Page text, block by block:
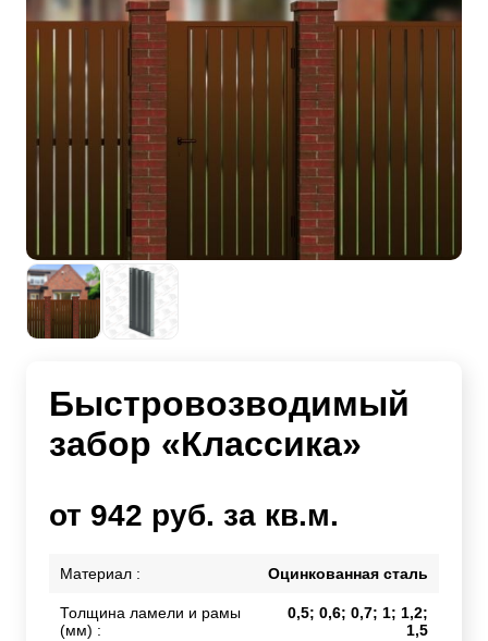
Быстровозводимый
забор «Классика»
от 942 руб. за кв.м.
Материал : Оцинкованная сталь
Толщина ламели и рамы
(мм) :
0,5; 0,6; 0,7; 1; 1,2;
1,5